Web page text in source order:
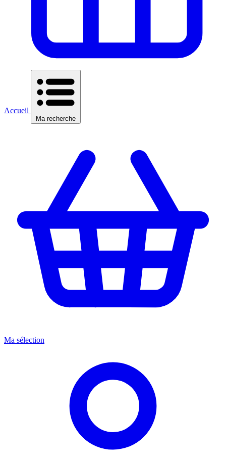
Accueil
Ma recherche
Ma sélection